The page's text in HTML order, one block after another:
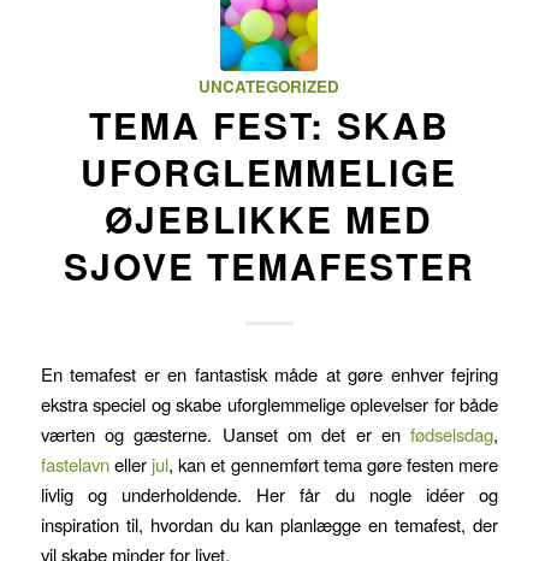
UNCATEGORIZED
TEMA FEST: SKAB
UFORGLEMMELIGE
ØJEBLIKKE MED
SJOVE TEMAFESTER
En temafest er en fantastisk måde at gøre enhver fejring
ekstra speciel og skabe uforglemmelige oplevelser for både
værten og gæsterne. Uanset om det er enfødselsdag,
fastelavneller jul, kan et gennemført tema gøre festen mere
livlig og underholdende. Her får du nogle idéer og
inspiration til, hvordan du kan planlægge en temafest, der
vil skabe minder for livet.